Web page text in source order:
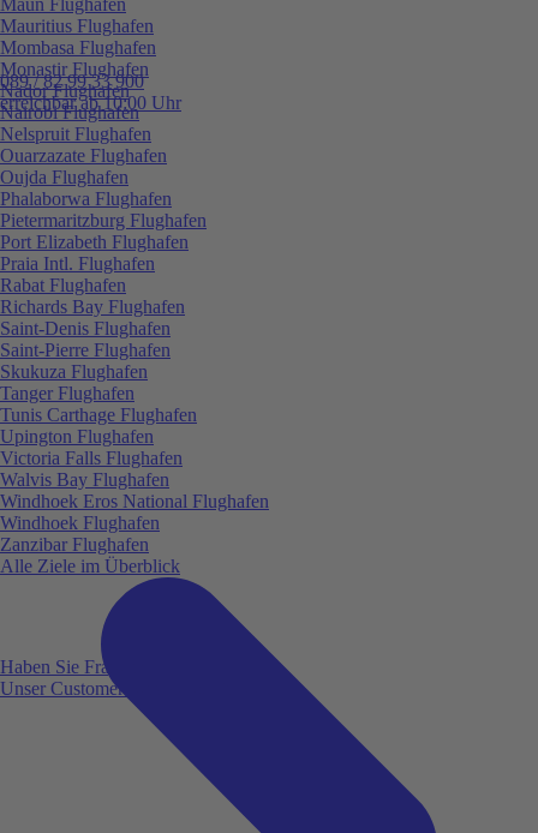
089 / 82 99 33 900
erreichbar ab 10:00 Uhr
Haben Sie Fragen?
Unser Customer Service ist für Sie da!
Mauritius Flughafen
Mombasa Flughafen
Monastir Flughafen
Nador Flughafen
Nairobi Flughafen
Nelspruit Flughafen
Ouarzazate Flughafen
Oujda Flughafen
Phalaborwa Flughafen
Pietermaritzburg Flughafen
Port Elizabeth Flughafen
Praia Intl. Flughafen
Rabat Flughafen
Richards Bay Flughafen
Saint-Denis Flughafen
Saint-Pierre Flughafen
Skukuza Flughafen
Tanger Flughafen
Tunis Carthage Flughafen
Upington Flughafen
Victoria Falls Flughafen
Walvis Bay Flughafen
Windhoek Eros National Flughafen
Windhoek Flughafen
Zanzibar Flughafen
Alle Ziele im Überblick